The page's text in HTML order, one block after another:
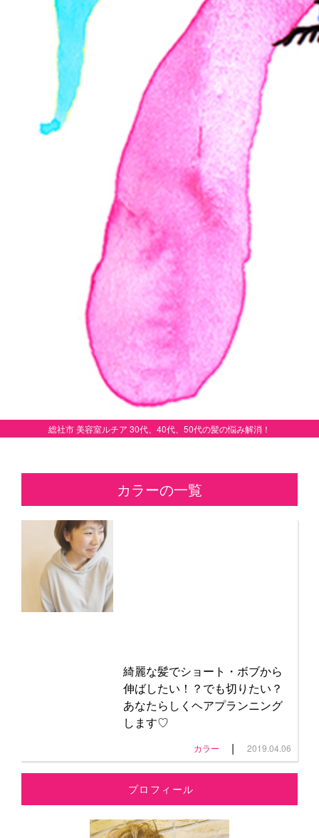
総社市 美容室ルチア 30代、40代、50代の髪の悩み解消！
カラーの一覧
綺麗な髪でショート・ボブから
伸ばしたい！？でも切りたい？
あなたらしくヘアプランニング
します♡
カラー | 2019.04.06
プロフィール